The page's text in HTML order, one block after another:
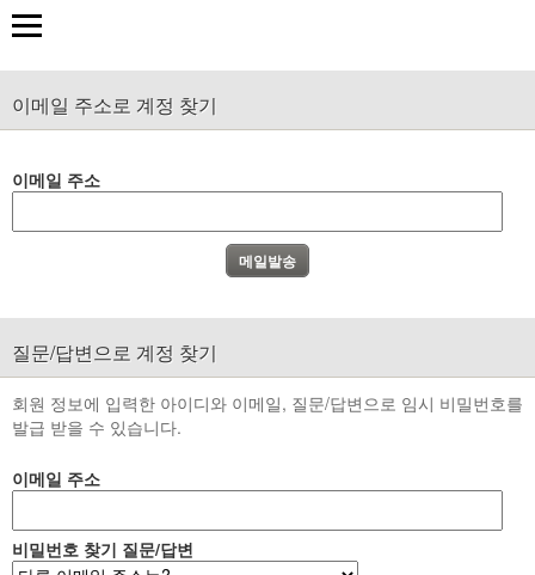
이메일 주소로 계정 찾기
이메일 주소
질문/답변으로 계정 찾기
회원 정보에 입력한 아이디와 이메일, 질문/답변으로 임시 비밀번호를
발급 받을 수 있습니다.
이메일 주소
비밀번호 찾기 질문/답변